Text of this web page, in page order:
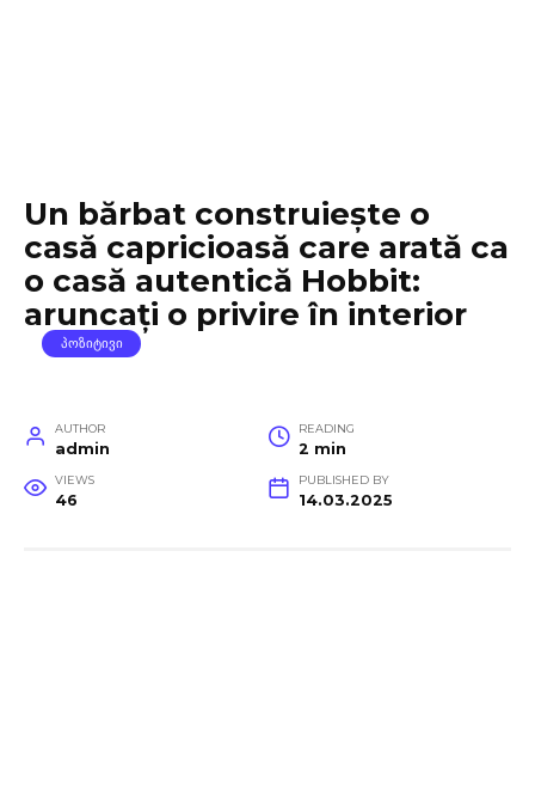
Un bărbat construiește o
casă capricioasă care arată ca
o casă autentică Hobbit:
aruncați o privire în interior
ᲞᲝᲖᲘᲢᲘᲕᲘ
AUTHOR
admin
READING
2 min
VIEWS
46
PUBLISHED BY
14.03.2025